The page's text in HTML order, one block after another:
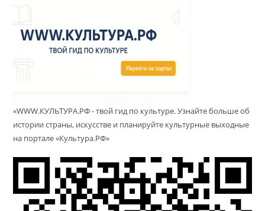
«WWW.КУЛЬТУРА.РФ - твой гид по культуре. Узнайте больше об
истории страны, искусстве и планируйте культурные выходные
на портале «Культура.РФ»